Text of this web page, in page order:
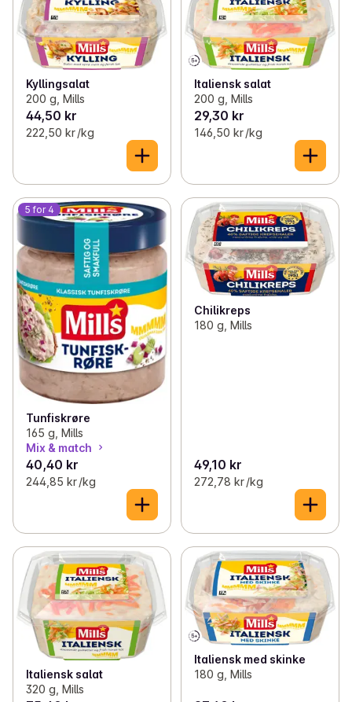
Kyllingsalat
200 g, Mills
44,50 kr
222,50 kr /kg
Italiensk salat
200 g, Mills
29,30 kr
146,50 kr /kg
5 for 4
Tunfiskrøre
165 g, Mills
Mix & match
40,40 kr
244,85 kr /kg
Chilikreps
180 g, Mills
49,10 kr
272,78 kr /kg
Italiensk salat
320 g, Mills
Italiensk med skinke
180 g, Mills